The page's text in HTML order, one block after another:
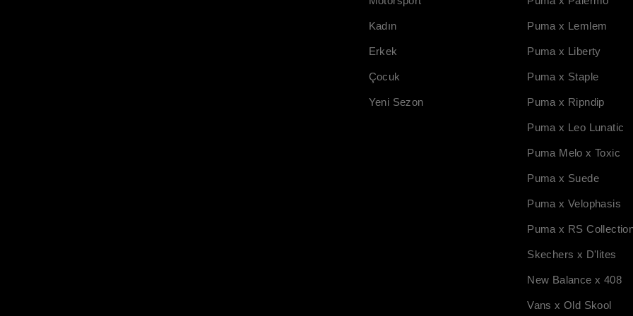
Kadın
Erkek
Çocuk
Yeni Sezon
Puma x Lemlem
Puma x Liberty
Puma x Staple
Puma x Ripndip
Puma x Leo Lunatic
Puma Melo x Toxic
Puma x Suede
Puma x Velophasis
Puma x RS
Skechers x D'lites
New Balance x 408
Vans x Old Skool